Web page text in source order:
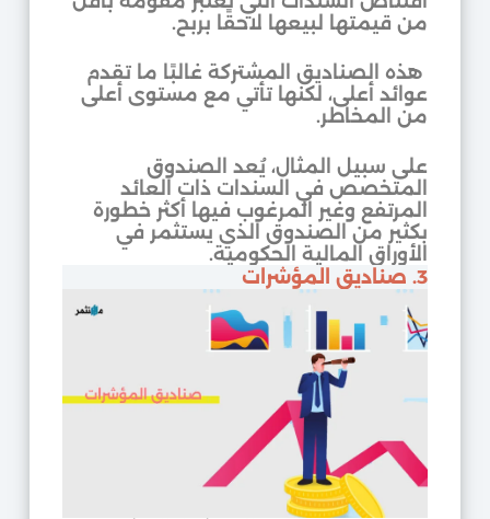
من قيمتها لبيعها لاحقًا بربح.
هذه الصناديق المشتركة غالبًا ما تقدم
عوائد أعلى، لكنها تأتي مع مستوى أعلى
من المخاطر.
على سبيل المثال، يُعد الصندوق
المتخصص في السندات ذات العائد
المرتفع وغير المرغوب فيها أكثر خطورة
بكثير من الصندوق الذي يستثمر في
الأوراق المالية الحكومية.
3. صناديق المؤشرات